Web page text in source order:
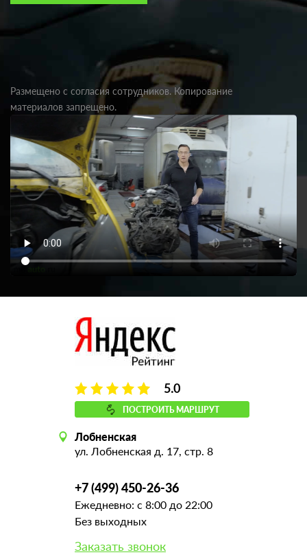
Размещено с согласия сотрудников. Копирование
материалов запрещено.
5.0
ПОСТРОИТЬ МАРШРУТ
Лобненская
ул. Лобненская д. 17, стр. 8
+7 (499) 450-26-36
Ежедневно: с 8:00 до 22:00
Без выходных
Заказать звонок